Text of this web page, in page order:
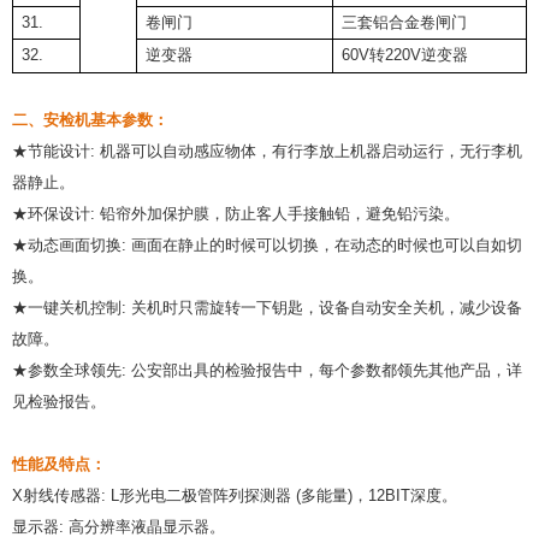
31.
卷闸门
三套铝合金卷闸门
32.
逆变器 60V转220V逆变器
二、安检机基本参数：
★节能设计: 机器可以自动感应物体，有行李放上机器启动运行，无行李机
器静止。
★环保设计: 铅帘外加保护膜，防止客人手接触铅，避免铅污染。
★动态画面切换: 画面在静止的时候可以切换，在动态的时候也可以自如切
换。
★一键关机控制: 关机时只需旋转一下钥匙，设备自动安全关机，减少设备
故障。
★参数全球领先: 公安部出具的检验报告中，每个参数都领先其他产品，详
见检验报告。
性能及特点：
X射线传感器: L形光电二极管阵列探测器 (多能量)，12BIT深度。
显示器: 高分辨率液晶显示器。